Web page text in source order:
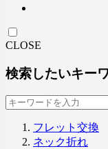
CLOSE
検索したいキー
フレット交換
ネック折れ